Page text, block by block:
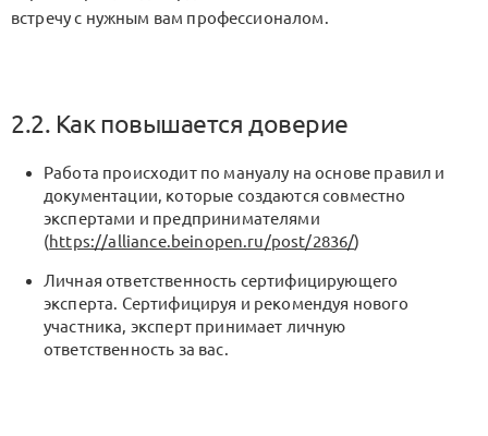
встречу с нужным вам профессионалом.
2.2. Как повышается доверие
Работа происходит по мануалу на основе правил и
документации, которые создаются совместно
экспертами и предпринимателями
(https://alliance.beinopen.ru/post/2836/)
Личная ответственность сертифицирующего
эксперта. Сертифицируя и рекомендуя нового
участника, эксперт принимает личную
ответственность за вас.